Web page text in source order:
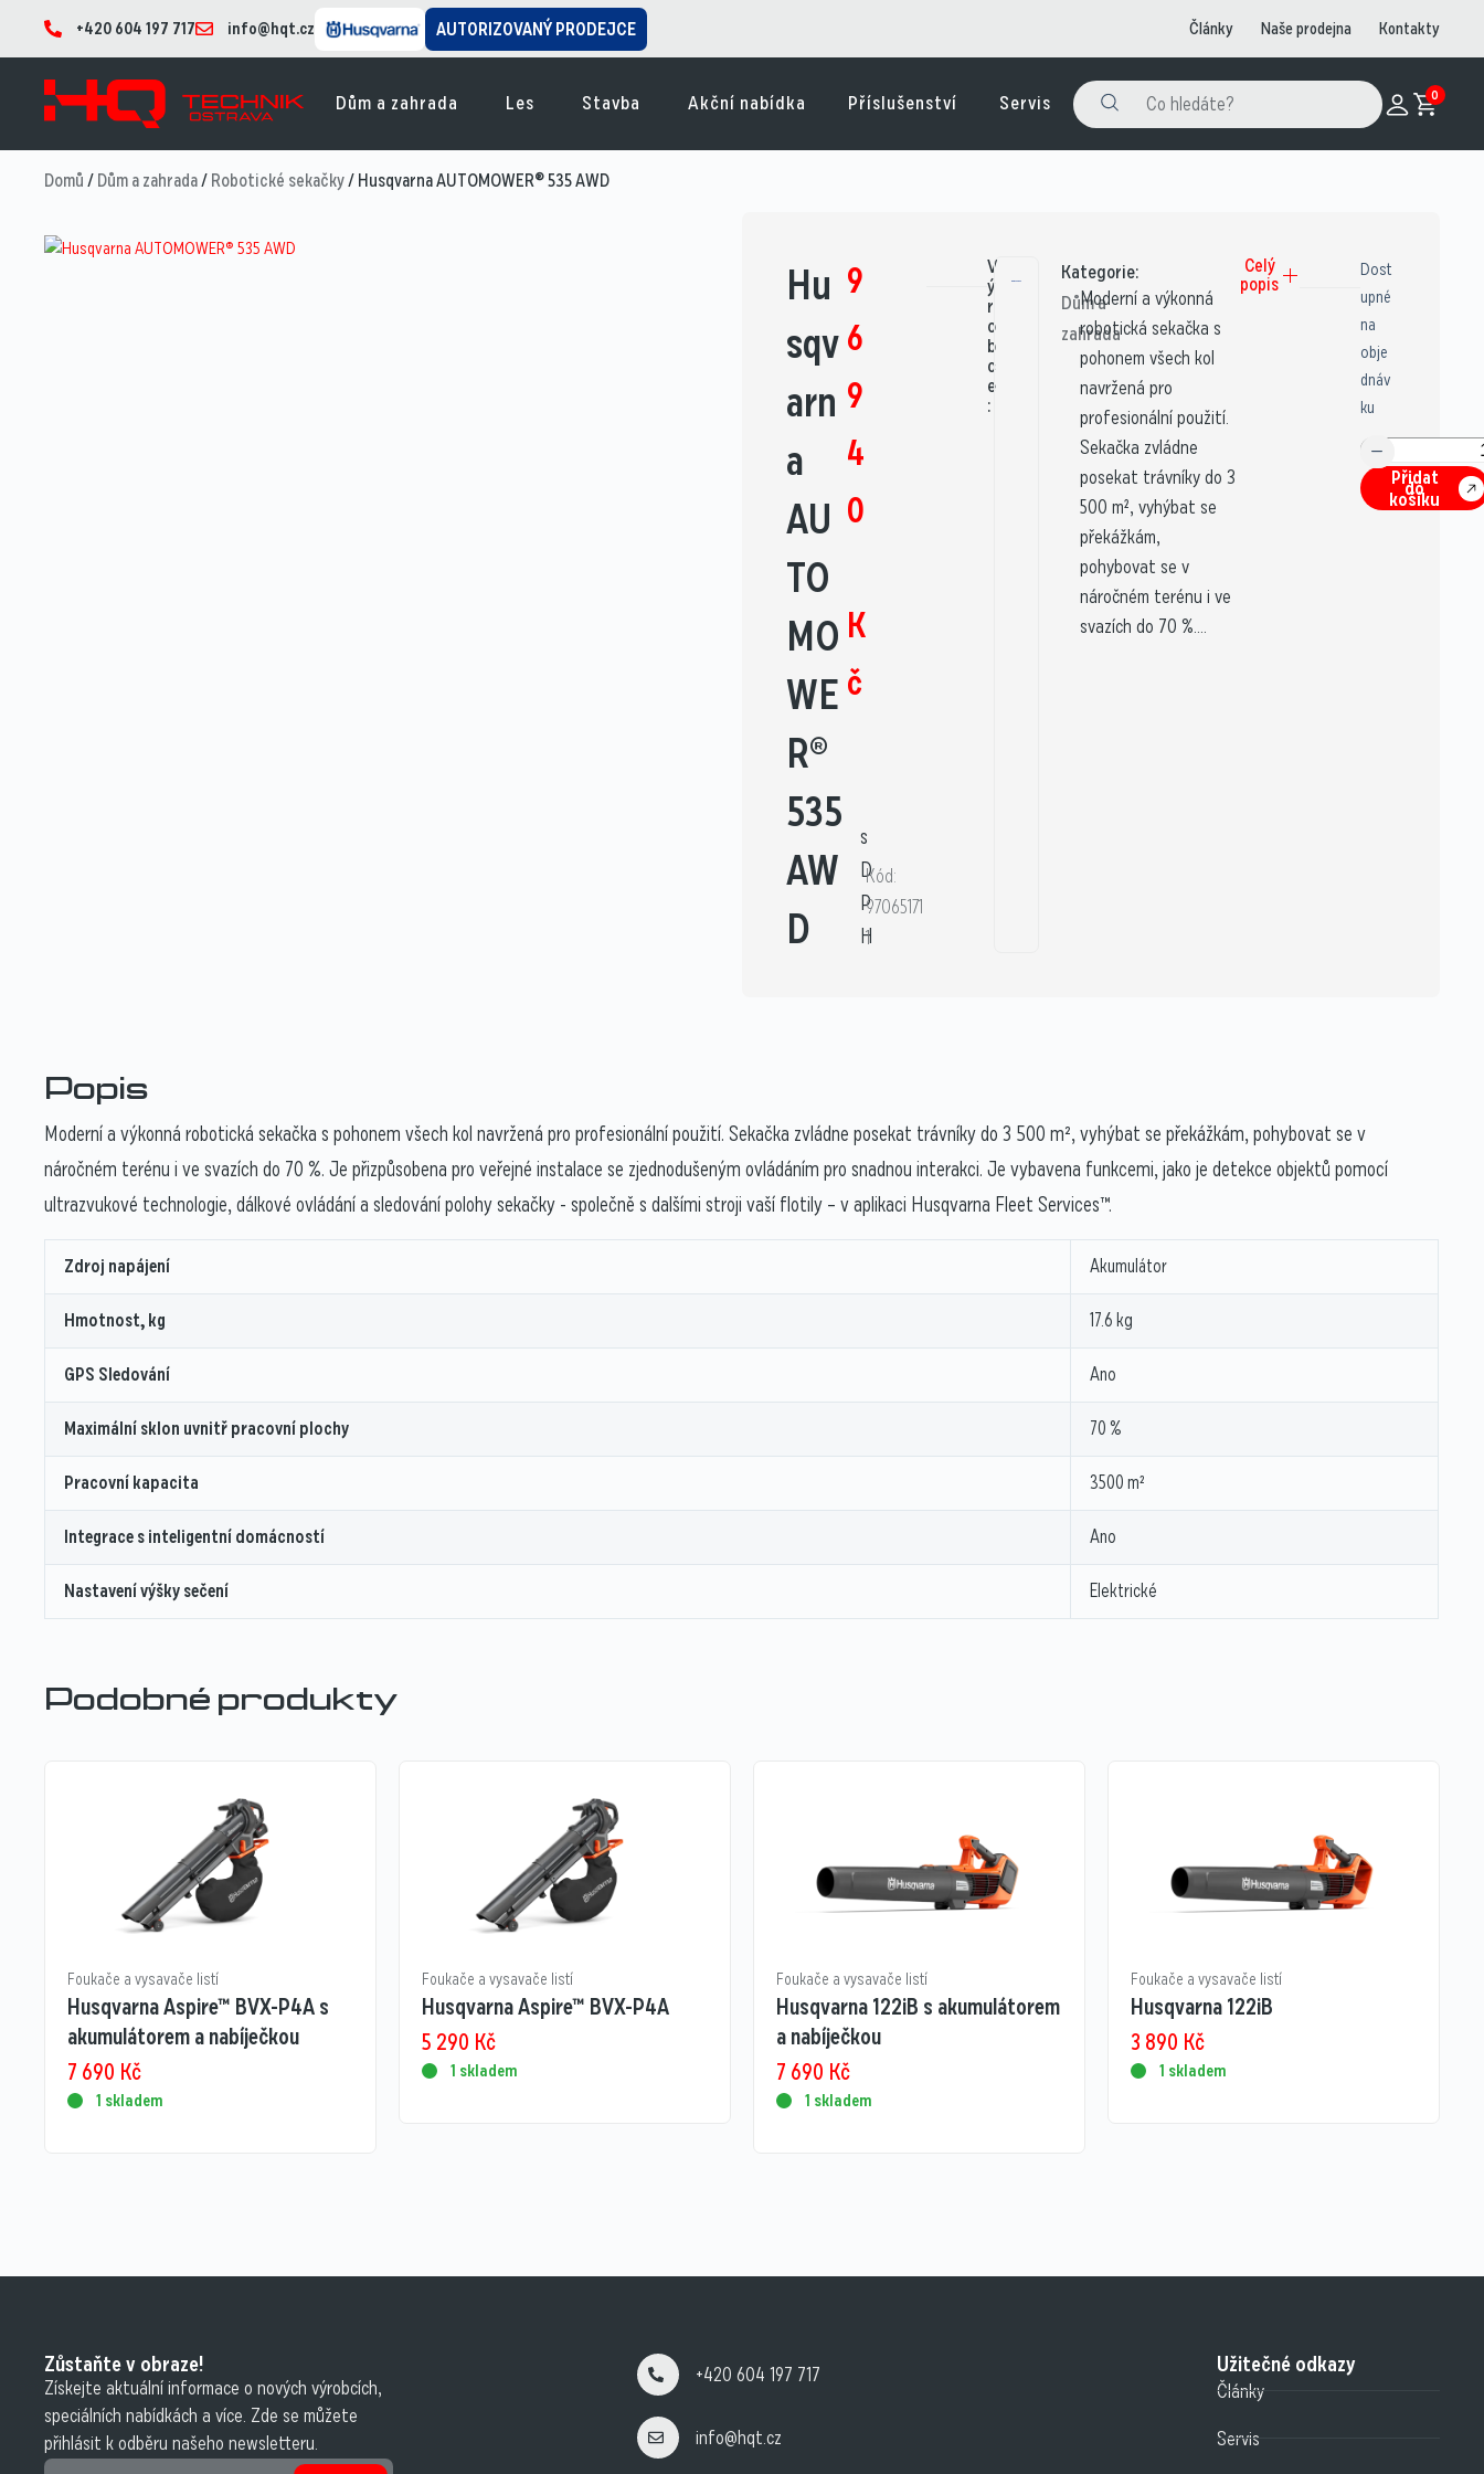
+420 604 197 717 info@hqt.cz AUTORIZOVANÝ PRODEJCE Články Naše prodejna Kontakty
Dům a zahrada Les Stavba Akční nabídka Příslušenství Servis 0
Domů/Dům a zahrada/Robotické sekačky/ Husqvarna AUTOMOWER® 535 AWD
Hu
sqv
arn
a
AU
TO
MO
WE
R®
535
AW
D
9
6
9
4
0
K
č
s
D
P
H
Kód:
97065171
1
V
ý
r
o
b
c
e
:
Kategorie:
Dům a
zahrada
Moderní a výkonná
robotická sekačka s
pohonem všech kol
navržená pro
profesionální použití.
Sekačka zvládne
posekat trávníky do 3
500 m², vyhýbat se
překážkám,
pohybovat se v
náročném terénu i ve
svazích do 70 %....
Celý
popis
Dost
upné
na
obje
dnáv
ku
Přidat
do
košíku
Popis
Moderní a výkonná robotická sekačka s pohonem všech kol navržená pro profesionální použití. Sekačka zvládne posekat trávníky do 3 500 m², vyhýbat se překážkám, pohybovat se v
náročném terénu i ve svazích do 70 %. Je přizpůsobena pro veřejné instalace se zjednodušeným ovládáním pro snadnou interakci. Je vybavena funkcemi, jako je detekce objektů pomocí
ultrazvukové technologie, dálkové ovládání a sledování polohy sekačky - společně s dalšími stroji vaší flotily – v aplikaci Husqvarna Fleet Services™.
Zdroj napájení Akumulátor
Hmotnost, kg 17.6 kg
GPS Sledování Ano
Maximální sklon uvnitř pracovní plochy 70 %
Pracovní kapacita 3500 m²
Integrace s inteligentní domácností Ano
Nastavení výšky sečení Elektrické
Podobné produkty
Foukače a vysavače listí
Husqvarna Aspire™ BVX-P4A s
akumulátorem a nabíječkou
7 690 Kč
1 skladem
Foukače a vysavače listí
Husqvarna Aspire™ BVX-P4A
5 290 Kč
1 skladem
Foukače a vysavače listí
Husqvarna 122iB s akumulátorem
a nabíječkou
7 690 Kč
1 skladem
Foukače a vysavače listí
Husqvarna 122iB
3 890 Kč
1 skladem
Zůstaňte v obraze!
Získejte aktuální informace o nových výrobcích,
speciálních nabídkách a více. Zde se můžete
přihlásit k odběru našeho newsletteru.
+420 604 197 717
info@hqt.cz
Užitečné odkazy
Články
Servis